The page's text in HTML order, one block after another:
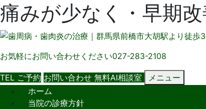
痛みが少なく・早期
お気軽にお問い合わせください027-283-2108
TEL ご予約 お問い合わせ 無料AI相談室
メニュー
ホーム
当院の診療方針